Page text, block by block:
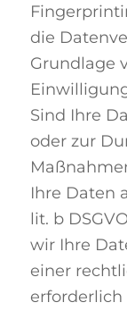
die
Grundlage
Sind Ihre
oder zur
Ihre Daten
lit. b
wir Ihre
einer
erforderlich